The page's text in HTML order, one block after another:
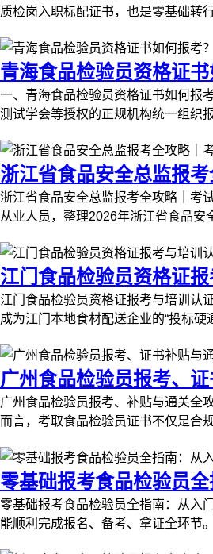
质检岗入职标配证书，也是零基础转
青海食品检验员资格证
一、青海食品检验员资格证书如何报
测试学会等授权的正规机构统一组织
浙江省食品安全总监报
浙江省食品安全总监报考全攻略｜
从业人员，整理2026年浙江省食品
江门食品检验员资格证
江门食品检验员资格证报考与培训认
成为江门本地食材配送企业的“投标
广州食品检验员报考、
广州食品检验员报考、补贴与通关
而言，考取食品检验员证书不仅是合
零基础报考食品检验员
零基础报考食品检验员全指南：从入
能顺利完成报名、备考、拿证全环节